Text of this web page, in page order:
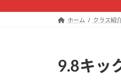
キ
に
ホーム クラス紹
9.8キッ